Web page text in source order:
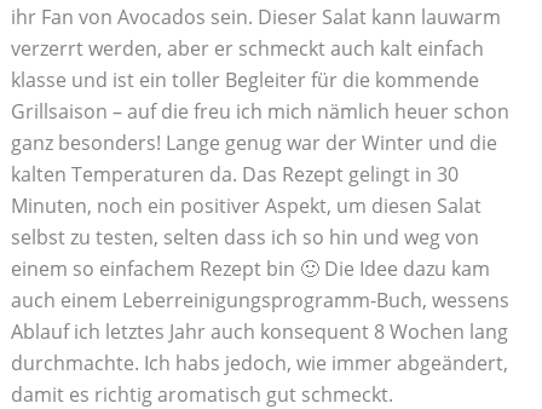
ihr Fan von Avocados sein. Dieser Salat kann lauwarm
verzerrt werden, aber er schmeckt auch kalt einfach
klasse und ist ein toller Begleiter für die kommende
Grillsaison – auf die freu ich mich nämlich heuer schon
ganz besonders! Lange genug war der Winter und die
kalten Temperaturen da. Das Rezept gelingt in 30
Minuten, noch ein positiver Aspekt, um diesen Salat
selbst zu testen, selten dass ich so hin und weg von
einem so einfachem Rezept bin 🙂 Die Idee dazu kam
auch einem Leberreinigungsprogramm-Buch, wessens
Ablauf ich letztes Jahr auch konsequent 8 Wochen lang
durchmachte. Ich habs jedoch, wie immer abgeändert,
damit es richtig aromatisch gut schmeckt.